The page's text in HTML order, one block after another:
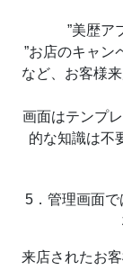
”美歴ア
”お店のキャン
など、お客様
画面はテンプ
的な知識は不
5．管理画面
来店されたお